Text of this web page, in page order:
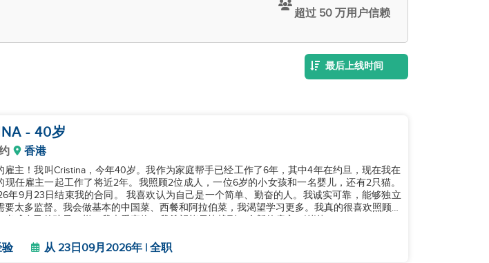
超过 50 万用户信赖
最后上线时间
- 40岁
香港
雇主！我叫Cristina，今年40岁。我作为家庭帮手已经工作了6年，其中4年在约旦，现在我在
现任雇主一起工作了将近2年。我照顾2位成人，一位6岁的小女孩和一名婴儿，还有2只猫。
年9月23日结束我的合同。 我喜欢认为自己是一个简单、勤奋的人。我诚实可靠，能够独立
要太多监督。我会做基本的中国菜、西餐和阿拉伯菜，我渴望学习更多。我真的很喜欢照顾孩
从 23日09月2026年 | 全职